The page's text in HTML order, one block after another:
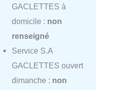
GACLETTES à
domicile : non
renseigné
Service S.A
GACLETTES ouvert
dimanche : non